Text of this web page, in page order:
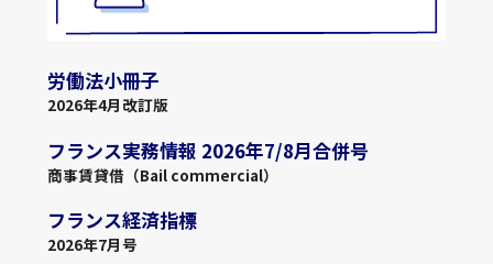
労働法小冊子
2026年4月改訂版
フランス実務情報 2026年7/8月合併号
商事賃貸借（Bail commercial）
フランス経済指標
2026年7月号